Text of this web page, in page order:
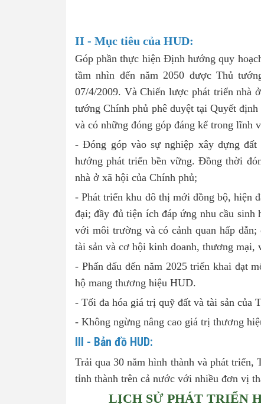
II - Mục tiêu của HUD:
Góp phần thực hiện Định hướng quy
tầm nhìn đến năm 2050 được Thủ
07/4/2009. Và Chiến lược phát triển nhà
tướng Chính phủ phê duyệt tại Quyết
và có những đóng góp đáng kể trong lĩnh
- Đóng góp vào sự nghiệp xây dựng
hướng phát triển bền vững. Đồng thời
nhà ở xã hội của Chính phủ;
- Phát triển khu đô thị mới đồng bộ, hiện
đại; đầy đủ tiện ích đáp ứng nhu cầu
với môi trường và có cảnh quan hấp
tài sản và cơ hội kinh doanh, thương mại,
- Phấn đấu đến năm 2025 triển khai đạt
hộ mang thương hiệu HUD.
- Tối đa hóa giá trị quỹ đất và tài sản của
- Không ngừng nâng cao giá trị thương
III - Bản đồ HUD:
Trải qua 30 năm hình thành và phát
tỉnh thành trên cả nước với nhiều đơn vị
LỊCH SỬ PHÁT TRIỂN